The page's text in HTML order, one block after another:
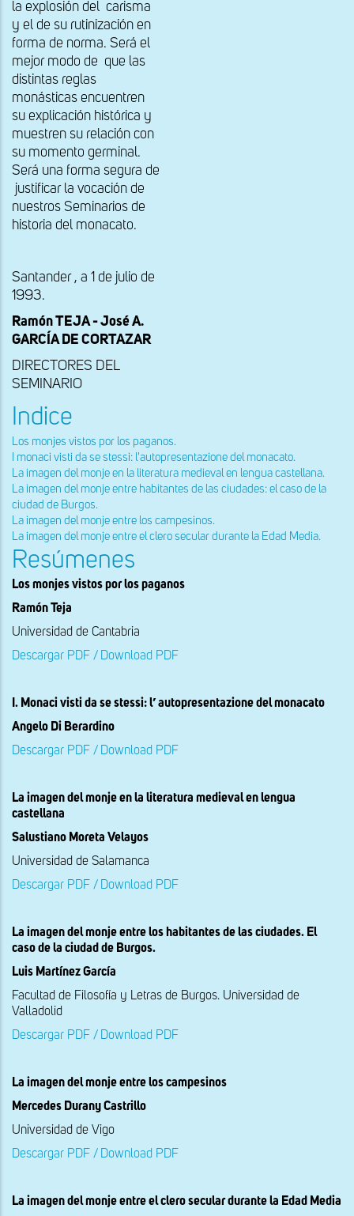
la explosión del carisma
y el de su rutinización en
forma de norma. Será el
mejor modo de que las
distintas reglas
monásticas encuentren
su explicación histórica y
muestren su relación con
su momento germinal.
Será una forma segura de
justificar la vocación de
nuestros Seminarios de
historia del monacato.
Santander , a 1 de julio de
1993.
Ramón TEJA - José A.
GARCÍA DE CORTAZAR
DIRECTORES DEL
SEMINARIO
Indice
Los monjes vistos por los paganos.
I monaci visti da se stessi: l'autopresentazione del monacato.
La imagen del monje en la literatura medieval en lengua castellana.
La imagen del monje entre habitantes de las ciudades: el caso de la
ciudad de Burgos.
La imagen del monje entre los campesinos.
La imagen del monje entre el clero secular durante la Edad Media.
Resúmenes
Los monjes vistos por los paganos
Ramón Teja
Universidad de Cantabria
Descargar PDF / Download PDF
I. Monaci visti da se stessi: l’ autopresentazione del monacato
Angelo Di Berardino
Descargar PDF / Download PDF
La imagen del monje en la literatura medieval en lengua
castellana
Salustiano Moreta Velayos
Universidad de Salamanca
Descargar PDF / Download PDF
La imagen del monje entre los habitantes de las ciudades. El
caso de la ciudad de Burgos.
Luis Martínez García
Facultad de Filosofía y Letras de Burgos. Universidad de
Valladolid
Descargar PDF / Download PDF
La imagen del monje entre los campesinos
Mercedes Durany Castrillo
Universidad de Vigo
Descargar PDF / Download PDF
La imagen del monje entre el clero secular durante la Edad Media